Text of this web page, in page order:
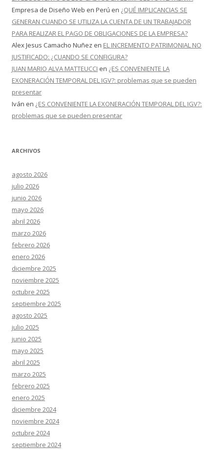
Empresa de Diseño Web en Perú en ¿QUÉ IMPLICANCIAS SE
GENERAN CUANDO SE UTILIZA LA CUENTA DE UN TRABAJADOR
PARA REALIZAR EL PAGO DE OBLIGACIONES DE LA EMPRESA?
Alex Jesus Camacho Nuñez en EL INCREMENTO PATRIMONIAL NO
JUSTIFICADO: ¿CUANDO SE CONFIGURA?
JUAN MARIO ALVA MATTEUCCI en ¿ES CONVENIENTE LA
EXONERACIÓN TEMPORAL DEL IGV?: problemas que se pueden
presentar
Iván en ¿ES CONVENIENTE LA EXONERACIÓN TEMPORAL DEL IGV?:
problemas que se pueden presentar
ARCHIVOS
agosto 2026
julio 2026
junio 2026
mayo 2026
abril 2026
marzo 2026
febrero 2026
enero 2026
diciembre 2025
noviembre 2025
octubre 2025
septiembre 2025
agosto 2025
julio 2025
junio 2025
mayo 2025
abril 2025
marzo 2025
febrero 2025
enero 2025
diciembre 2024
noviembre 2024
octubre 2024
septiembre 2024